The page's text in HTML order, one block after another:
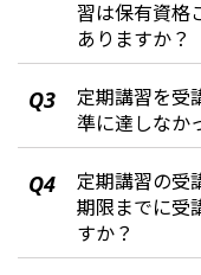
習は保有資格
ありますか？
Q3
定期講習を受
準に達しなか
Q4
定期講習の受
期限までに受
すか？